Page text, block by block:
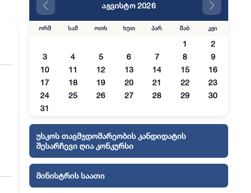
აგვისტო 2026
ორშ სამ ოთხ ხუთ პარ შაბ კვი
1
2
3
4 5 6 7 8
9
10
11 12 13 14 15
16
17
18 19 20 21 22
23
24
25 26 27 28 29
30
31
უსკოს თავმჯდომარეობის კანდიდატის
შესარჩევი ღია კონკურსი
მინისტრის საათი